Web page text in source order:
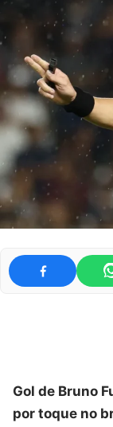
Gol de Bruno
por toque no